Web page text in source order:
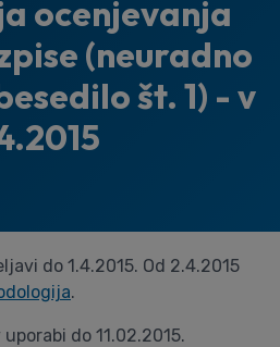
ocenjevanja
(neuradno
št. 1) - v
do 1.4.2015. Od 2.4.2015
.
uporabi do 11.02.2015.